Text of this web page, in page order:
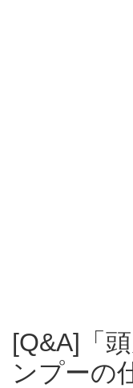
[Q&A]「
ンプーの